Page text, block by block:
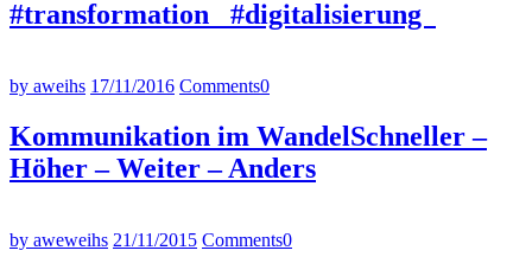
#transformation #digitalisierung
by aweihs 17/11/2016 Comments0
Kommunikation im WandelSchneller –
Höher – Weiter – Anders
by aweweihs 21/11/2015 Comments0